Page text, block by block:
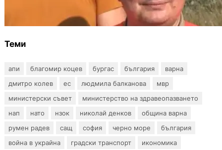
издават онлайн
Теми
апи благомир коцев бургас българия
варна
дмитро колев
ес людмила балканова
мвр
министерски съвет
министерство на здравеопазването
нап
нато нзок николай денков
община варна
румен радев
сащ софия черно море
българия
война в украйна
градски транспорт
икономика